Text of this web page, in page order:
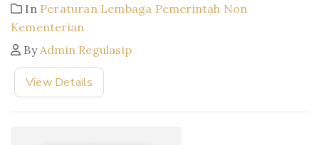
In Peraturan Lembaga Pemerintah Non
Kementerian
By Admin Regulasip
View Details